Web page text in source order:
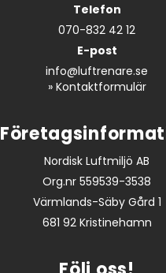
Telefon
070-832 42 12
E-post
info@luftrenare.se
» Kontaktformulär
Nordisk Luftmiljö AB
Org.nr 559539-3538
Värmlands-Säby Gård 1
681 92 Kristinehamn